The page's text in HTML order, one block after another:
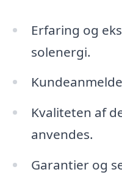
Erfaring og
solenergi.
Kvaliteten af
anvendes.
Garantier og